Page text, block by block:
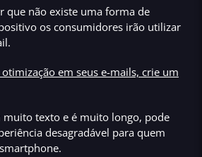
que não existe uma forma de
os consumidores irão utilizar
em seus e-mails, crie um
muito texto e é muito longo, pode
desagradável para quem